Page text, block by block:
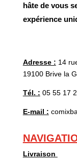
hâte de vous
expérience
Adresse : 14
19100 Brive la
Tél. : 05 55 17
E-mail :
Livraison